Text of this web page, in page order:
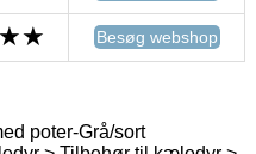
Besøg webshop
poter-Grå/sort